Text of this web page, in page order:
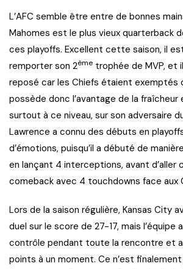
L’AFC semble être entre de bonnes
Mahomes est le plus vieux quarterback
ces playoffs. Excellent cette saison, il
remporter son 2ème trophée de MVP, et
reposé car les Chiefs étaient exemptés
possède donc l’avantage de la fraîcheur
surtout à ce niveau, sur son adversaire
Lawrence a connu des débuts en
d’émotions, puisqu’il a débuté de
en lançant 4 interceptions, avant d’aller
comeback avec 4 touchdowns face aux
Lors de la saison régulière, Kansas City
duel sur le score de 27-17, mais l’équipe
contrôle pendant toute la rencontre et
points à un moment. Ce n’est